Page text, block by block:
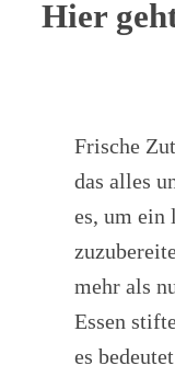
Hier
Frische
das alles
es, um ein
mehr als
Essen
es